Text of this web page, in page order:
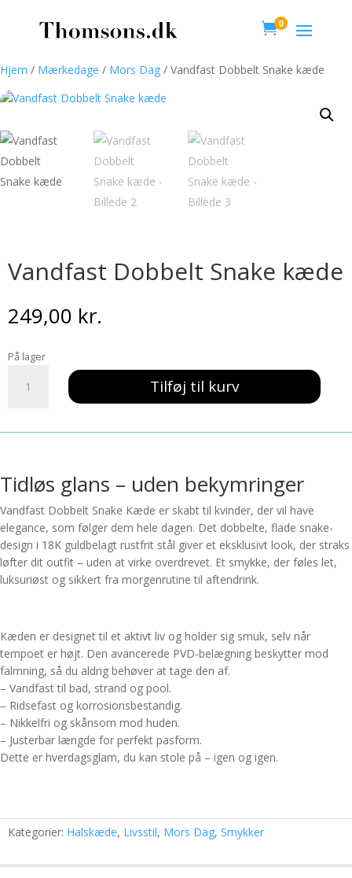
0
Hjem / Mærkedage / Mors Dag / Vandfast Dobbelt Snake kæde
Vandfast Dobbelt Snake kæde
249,00 kr.
På lager
Dobbelt
Tilføj til kurv
Tidløs glans – uden bekymringer
Vandfast Dobbelt Snake Kæde er skabt til kvinder, der vil have
elegance, som følger dem hele dagen. Det dobbelte, flade snake-
design i 18K guldbelagt rustfrit stål giver et eksklusivt look, der straks
løfter dit outfit – uden at virke overdrevet. Et smykke, der føles let,
luksuriøst og sikkert fra morgenrutine til aftendrink.
Kæden er designet til et aktivt liv og holder sig smuk, selv når
tempoet er højt. Den avancerede PVD-belægning beskytter mod
falmning, så du aldrig behøver at tage den af.
– Vandfast til bad, strand og pool.
– Ridsefast og korrosionsbestandig.
– Nikkelfri og skånsom mod huden.
– Justerbar længde for perfekt pasform.
Dette er hverdagsglam, du kan stole på – igen og igen.
Kategorier: Halskæde, Livsstil, Mors Dag, Smykker